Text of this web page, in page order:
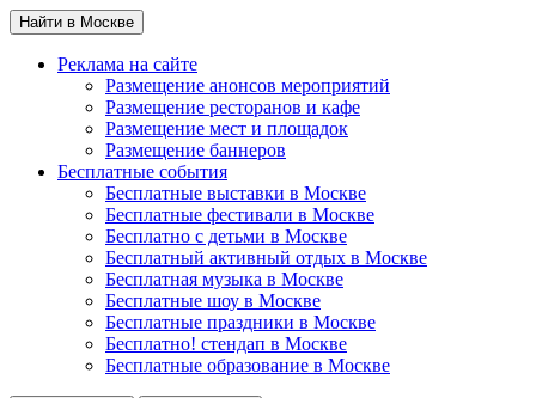
Найти в Москве
Реклама на сайте
Размещение анонсов мероприятий
Размещение ресторанов и кафе
Размещение мест и площадок
Размещение баннеров
Бесплатные события
Бесплатные выставки в Москве
Бесплатные фестивали в Москве
Бесплатно с детьми в Москве
Бесплатный активный отдых в Москве
Бесплатная музыка в Москве
Бесплатные шоу в Москве
Бесплатные праздники в Москве
Бесплатно! стендап в Москве
Бесплатные образование в Москве